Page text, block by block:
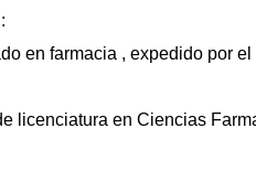
en farmacia , expedido por
licenciatura en Ciencias